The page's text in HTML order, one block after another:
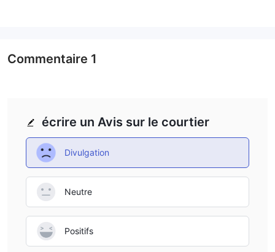
Instruments de marché
et du financement de factures . Ils opèrent dans plus de 30
iBanFirst propose des comptes de devises dans plus de 30
devises. Ces comptes peuvent être utilisés pour collecter et
détenir des paiements dans différentes devises, et pour
effectuer des paiements dans la devise de votre choix. Ils
proposent également des taux de change compétitifs et des
iBanFirst facilite l'envoi et la réception de paiements
écrire un Avis sur le courtier
Divulgation
Neutre
Positifs
Commentaire 1